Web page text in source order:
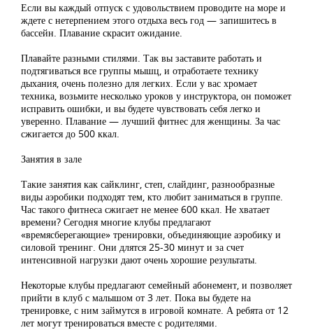
Если вы каждый отпуск с удовольствием проводите на море и
ждете с нетерпением этого отдыха весь год — запишитесь в
бассейн. Плавание скрасит ожидание.
Плавайте разными стилями. Так вы заставите работать и
подтягиваться все группы мышц, и отработаете технику
дыхания, очень полезно для легких. Если у вас хромает
техника, возьмите несколько уроков у инструктора, он поможет
исправить ошибки, и вы будете чувствовать себя легко и
уверенно. Плавание — лучший фитнес для женщины. За час
сжигается до 500 ккал.
Занятия в зале
Такие занятия как сайклинг, степ, слайдинг, разнообразные
виды аэробики подходят тем, кто любит заниматься в группе.
Час такого фитнеса сжигает не менее 600 ккал. Не хватает
времени? Сегодня многие клубы предлагают
«времясберегающие» тренировки, объединяющие аэробику и
силовой тренинг. Они длятся 25-30 минут и за счет
интенсивной нагрузки дают очень хорошие результаты.
Некоторые клубы предлагают семейный абонемент, и позволяет
прийти в клуб с малышом от 3 лет. Пока вы будете на
тренировке, с ним займутся в игровой комнате. А ребята от 12
лет могут тренироваться вместе с родителями.